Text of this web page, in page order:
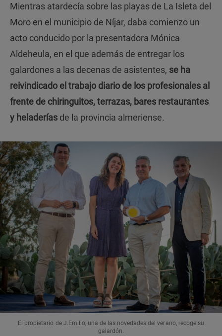
Mientras atardecía sobre las playas de La Isleta del
Moro en el municipio de Níjar, daba comienzo un
acto conducido por la presentadora Mónica
Aldeheula, en el que además de entregar los
galardones a las decenas de asistentes, se ha
reivindicado el trabajo diario de los profesionales al
frente de chiringuitos, terrazas, bares restaurantes
y heladerías de la provincia almeriense.
El propietario de J.Emilio, una de las novedades del verano, recoge su
galardón.